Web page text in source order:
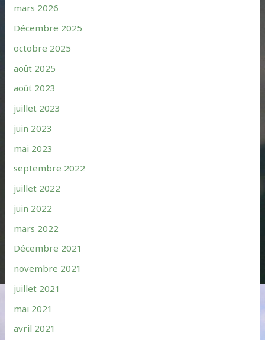
mars 2026
Décembre 2025
octobre 2025
août 2025
août 2023
juillet 2023
juin 2023
mai 2023
septembre 2022
juillet 2022
juin 2022
mars 2022
Décembre 2021
novembre 2021
juillet 2021
mai 2021
avril 2021